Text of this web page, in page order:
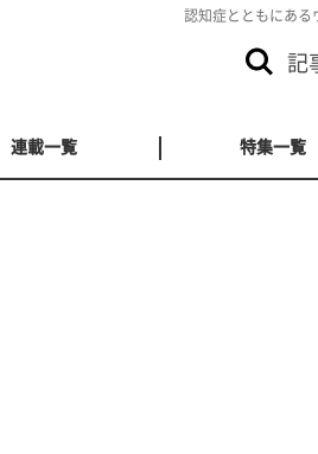
認知症とともにある
記
連載一覧 特集一覧